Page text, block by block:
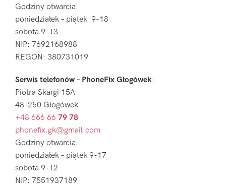
Godziny otwarcia:
poniedziałek – piątek 9-18
sobota 9-13
NIP: 7692168988
REGON: 380731019
Serwis telefonów – PhoneFix Głogówek:
Piotra Skargi 15A
48-250 Głogówek
+48 666 66 79 78
phonefix.gk@gmail.com
Godziny otwarcia:
poniedziałek – piątek 9-17
sobota 9-12
NIP: 7551937189